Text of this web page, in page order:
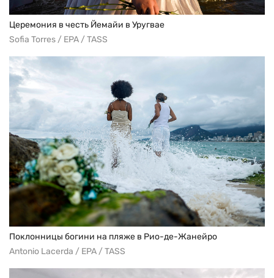
Церемония в честь Йемайи в Уругвае
Sofia Torres / EPA / TASS
Поклонницы богини на пляже в Рио-де-Жанейро
Antonio Lacerda / EPA / TASS